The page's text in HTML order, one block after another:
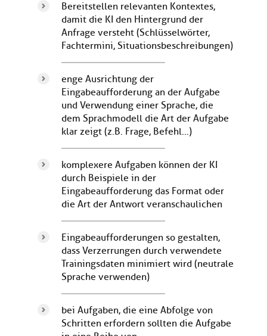
Bereitstellen relevanten Kontextes,
damit die KI den Hintergrund der
Anfrage versteht (Schlüsselwörter,
Fachtermini, Situationsbeschreibungen)
enge Ausrichtung der
Eingabeaufforderung an der Aufgabe
und Verwendung einer Sprache, die
dem Sprachmodell die Art der Aufgabe
klar zeigt (z.B. Frage, Befehl…)
komplexere Aufgaben können der KI
durch Beispiele in der
Eingabeaufforderung das Format oder
die Art der Antwort veranschaulichen
Eingabeaufforderungen so gestalten,
dass Verzerrungen durch verwendete
Trainingsdaten minimiert wird (neutrale
Sprache verwenden)
bei Aufgaben, die eine Abfolge von
Schritten erfordern sollten die Aufgabe